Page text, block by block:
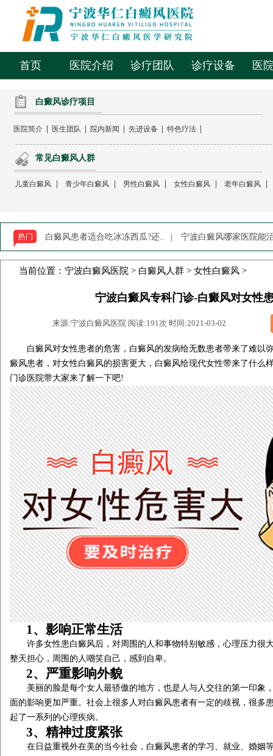
首页 医院介绍 诊疗团队 诊疗设备 医
白癜风诊疗项目
常见白癜风人群
医院简介 医生团队 院内新闻 先进设备 特色疗法
儿童白癜风 青少年白癜风 男性白癜风 女性白癜风 老年白癜风
白癜风患者适合吃冰冻西瓜?还.. 宁波白癜风哪家医院能
当前位置： 宁波白癜风医院 > 白癜风人群 > 女性白癜风 >
宁波白癜风专科门诊-白癜风对女性
来源:宁波白癜风医院 阅读:191次 时间:2021-03-02
白癜风对女性患者的危害，白癜风的发病给无数患者带来了难以
癜风患者，对女性白癜风的损害更大，白癜风给现代女性带来了什么
门诊医院带大家来了解一下吧!
1、影响正常生活
许多女性患白癜风后，对周围的人和事物特别敏感，心理压力很
整天担心，周围的人嘲笑自己，感到自卑。
2、严重影响外貌
美丽的脸是每个女人最骄傲的地方，也是人与人交往的第一印象
面的影响更加严重。社会上很多人对白癜风患者有一定的歧视，很多
起了一系列的心理疾病。
3、精神过度紧张
在日益重视外在美的当今社会，白癜风患者的学习、就业、婚姻